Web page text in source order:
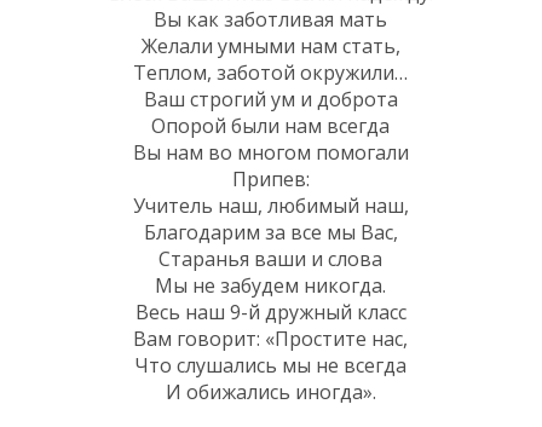
Вы как заботливая мать
Желали умными нам стать,
Теплом, заботой окружили…
Ваш строгий ум и доброта
Опорой были нам всегда
Вы нам во многом помогали
Припев:
Учитель наш, любимый наш,
Благодарим за все мы Вас,
Старанья ваши и слова
Мы не забудем никогда.
Весь наш 9-й дружный класс
Вам говорит: «Простите нас,
Что слушались мы не всегда
И обижались иногда».